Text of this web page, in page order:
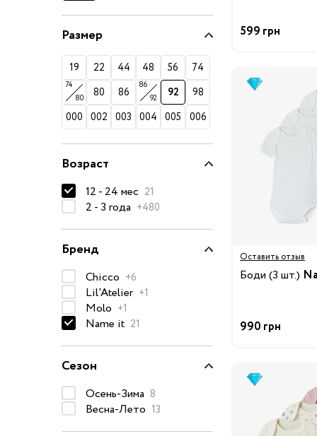
Шапки, шарфы, перчатки
Шорты
Аксессуары
Одежда по размеру
50-68 см
74-86 см
152-176 см
Босоножки
Ботинки и полуботинки
Тапочки
Размер
19 22 44 48 56 74
74
80
80 86
86
92
92
98
000 002 003 004 005 006
Возраст
12 - 24 мес 21
2 - 3 года +480
Бренд
Chicco +6
Lil'Atelier +1
Molo +1
Name it 21
Сезон
Осень-Зима 8
Весна-Лето 13
599 грн
Оставить отзыв
Боди (3 шт.)
990 грн